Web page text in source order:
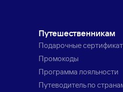
Путешественникам
Подарочные
Промокоды
Программа лояльности
Путеводитель по